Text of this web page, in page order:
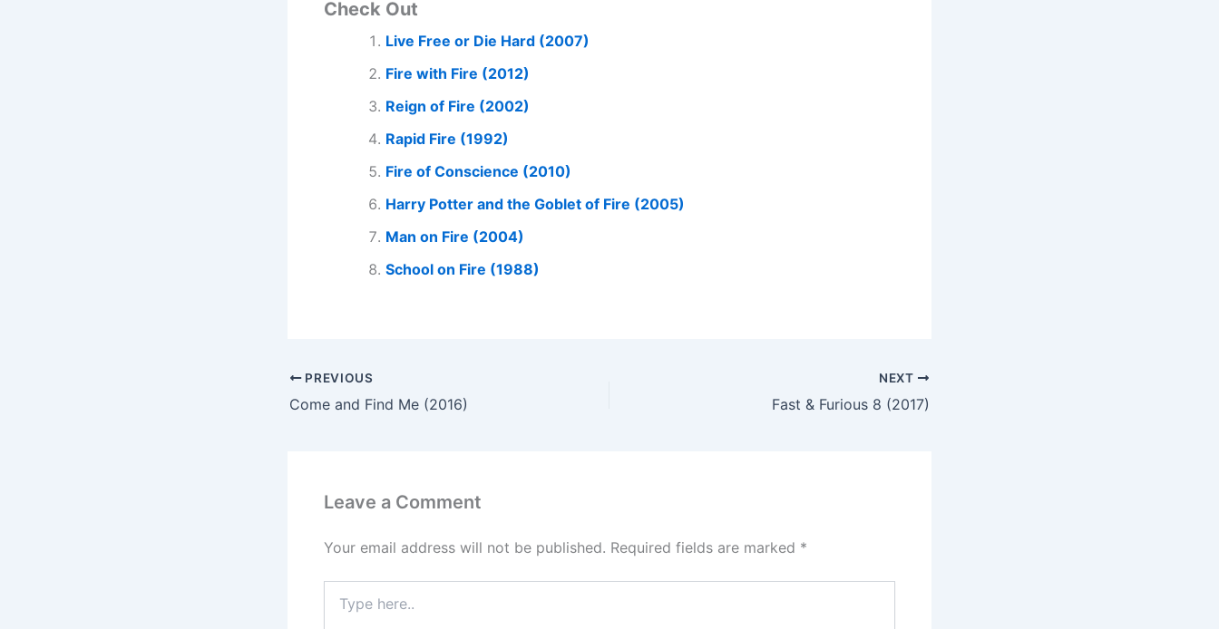
Check Out
Live Free or Die Hard (2007)
Fire with Fire (2012)
Reign of Fire (2002)
Rapid Fire (1992)
Fire of Conscience (2010)
Harry Potter and the Goblet of Fire (2005)
Man on Fire (2004)
School on Fire (1988)
PREVIOUS
Come and Find Me (2016)
NEXT
Fast & Furious 8 (2017)
Leave a Comment
Your email address will not be published. Required fields are marked *
here..